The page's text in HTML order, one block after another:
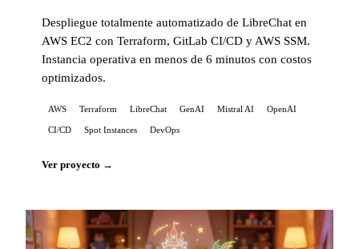
Despliegue totalmente automatizado de LibreChat en
AWS EC2 con Terraform, GitLab CI/CD y AWS SSM.
Instancia operativa en menos de 6 minutos con costos
optimizados.
AWS Terraform LibreChat GenAI Mistral AI OpenAI
CI/CD Spot Instances DevOps
Ver proyecto →